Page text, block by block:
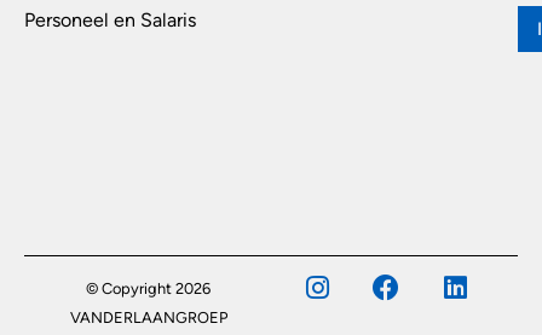
Personeel en Salaris
© Copyright 2026
VANDERLAANGROEP